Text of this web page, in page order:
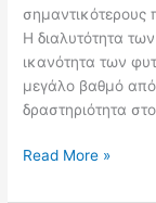
σημαντικότερους
Η διαλυτότητα
ικανότητα των
μεγάλο βαθμό από
δραστηριότητα
Read More »